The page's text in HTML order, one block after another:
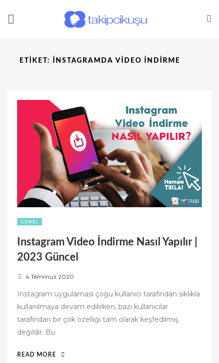
ETIKET: INSTAGRAMDA VIDEO INDIRME
GENEL
Instagram Video İndirme Nasıl Yapılır |
2023 Güncel
t
e
d
n
4 Temmuz 2020
Instagram uygulaması çoğu kullanıcı tarafından sıklıkla
kullanılmaya devam edilirken, bazı kullanıcılar
tarafından bir çok özelliği tam olarak keşfedilmiş
değildir. Bu
READ MORE